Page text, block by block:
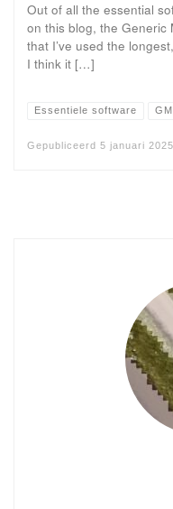
Out of all the essential
on this blog, the Generic
that I’ve used the
I think it […]
Essentiele software
Gepubliceerd 5 januari 2025